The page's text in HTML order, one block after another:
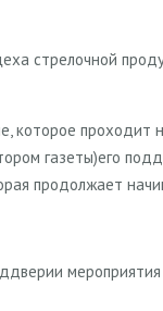
стрелочной
которое проходит
газеты)его
продолжает